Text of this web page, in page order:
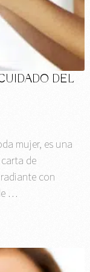
DEL
mujer, es una
de
con
…